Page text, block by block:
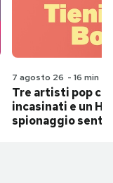
7 agosto 26 - 16 min
Tre artisti pop
incasinati e un
spionaggio